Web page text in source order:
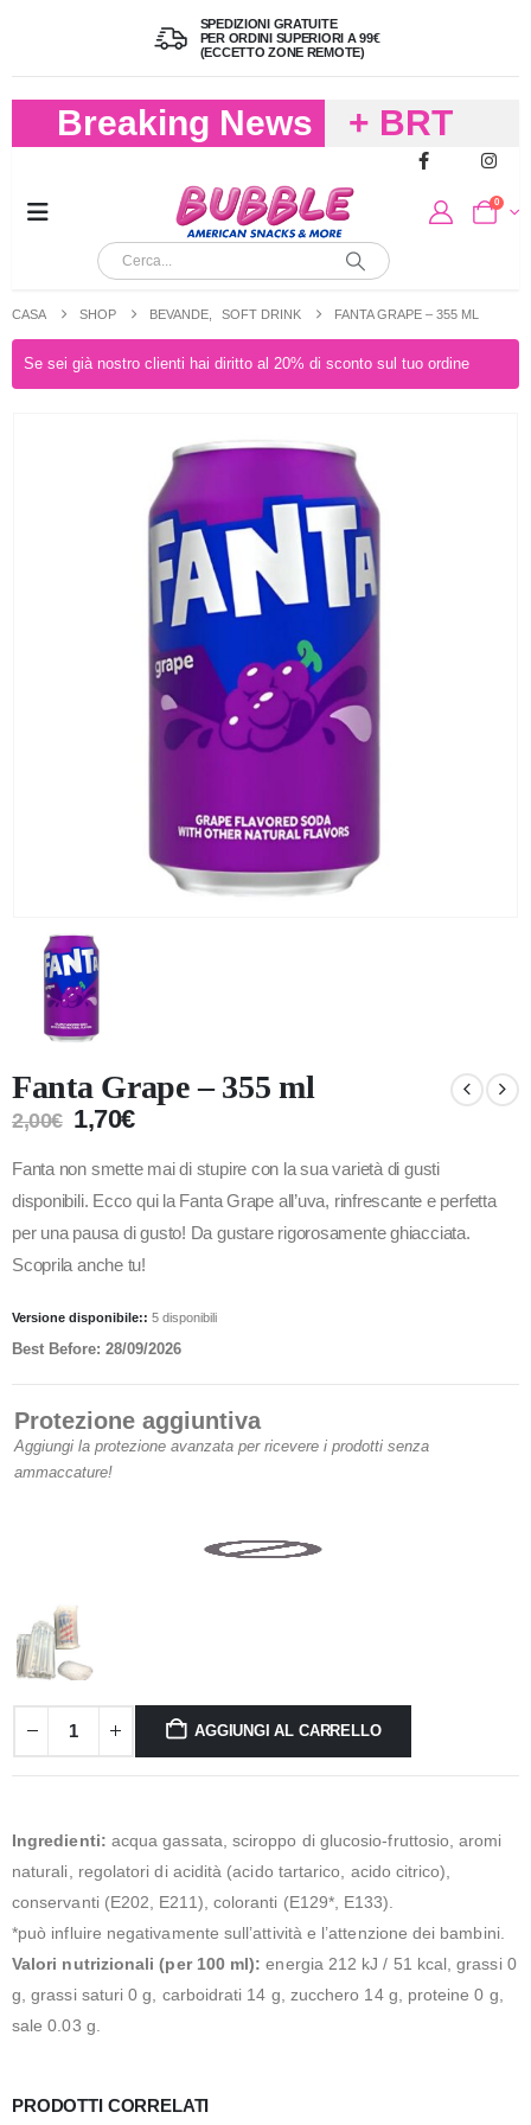
SPEDIZIONI GRATUITE
PER ORDINI SUPERIORI A 99€
(ECCETTO ZONE REMOTE)
Breaking News
+ BRT
FREDDO
PER
E
A 19,90
(FINO A 4,9
KG) –
CONSEGNA
IN 24/48
ORE AD
DI ALCUNE
AREE
0
CASA SHOP BEVANDE SOFT DRINK FANTA GRAPE – 355 ML
Se sei già nostro clienti hai diritto al 20% di sconto sul tuo ordine
Fanta Grape – 355 ml
2,00€ 1,70€
Fanta non smette mai di stupire con la sua varietà di gusti
disponibili. Ecco qui la Fanta Grape all’uva, rinfrescante e perfetta
per una pausa di gusto! Da gustare rigorosamente ghiacciata.
Scoprila anche tu!
Versione disponibile:: 5 disponibili
Best Before: 28/09/2026
Protezione aggiuntiva
Aggiungi la protezione avanzata per ricevere i prodotti senza
ammaccature!
AGGIUNGI AL CARRELLO
Ingredienti: acqua gassata, sciroppo di glucosio-fruttosio, aromi
naturali, regolatori di acidità (acido tartarico, acido citrico),
conservanti (E202, E211), coloranti (E129*, E133).
*può influire negativamente sull’attività e l’attenzione dei bambini.
Valori nutrizionali (per 100 ml):energia 212 kJ / 51 kcal, grassi 0
g, grassi saturi 0 g, carboidrati 14 g, zucchero 14 g, proteine ​​0 g,
sale 0.03 g.
PRODOTTI CORRELATI